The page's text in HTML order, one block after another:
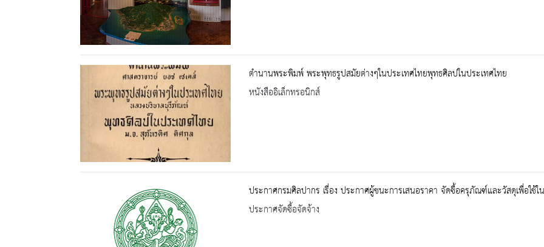
ตำนานพระพิมพ์ พระพุทธรูปสมัยต่างๆในประเทศไทยพุทธศิลปในประเทศไทย
หนังสืออิเล็กทรอนิกส์
ประกาศกรมศิลปากร เรื่อง ประกาศผู้ชนะการเสนอราคา จัดซื้อครุภัณฑ์และวัสดุเพื่อใช้ใ
ประกาศจัดซื้อจัดจ้าง